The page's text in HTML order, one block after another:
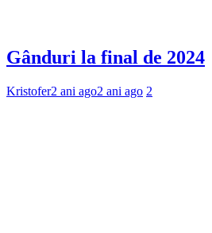
Gânduri la final de 2024
Kristofer2 ani ago2 ani ago 2